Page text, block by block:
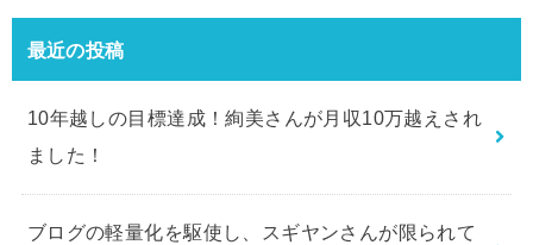
最近の投稿
10年越しの目標達成！絢美さんが月収10万越えされ
ました！
ブログの軽量化を駆使し、スギヤンさんが限られて